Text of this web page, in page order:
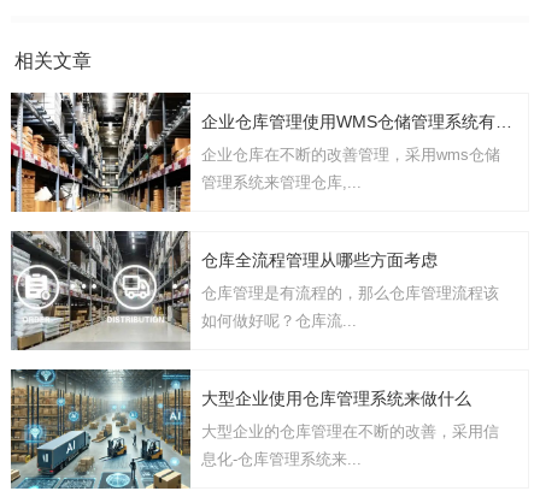
相关文章
企业仓库在不断的改善管理，采用wms仓储
管理系统来管理仓库,...
仓库全流程管理从哪些方面考虑
仓库管理是有流程的，那么仓库管理流程该
如何做好呢？仓库流...
大型企业使用仓库管理系统来做什么
大型企业的仓库管理在不断的改善，采用信
息化-仓库管理系统来...